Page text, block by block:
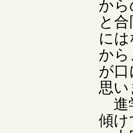
から
と
に
か
が
思い
進
傾け